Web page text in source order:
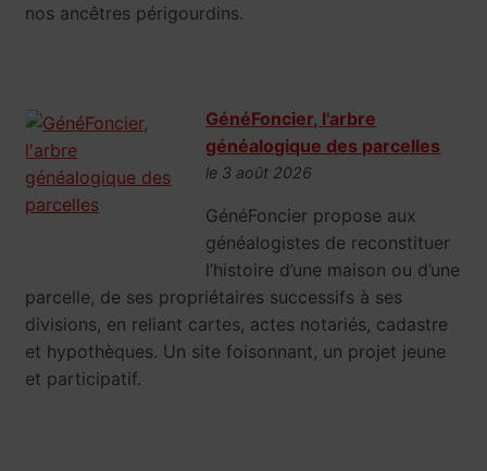
nos ancêtres périgourdins.
GénéFoncier, l'arbre
généalogique des parcelles
le 3 août 2026
GénéFoncier propose aux
généalogistes de reconstituer
l’histoire d’une maison ou d’une
parcelle, de ses propriétaires successifs à ses
divisions, en reliant cartes, actes notariés, cadastre
et hypothèques. Un site foisonnant, un projet jeune
et participatif.